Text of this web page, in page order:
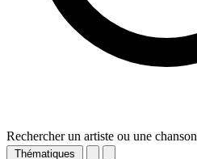
Rechercher un artiste ou une chanson
Thématiques